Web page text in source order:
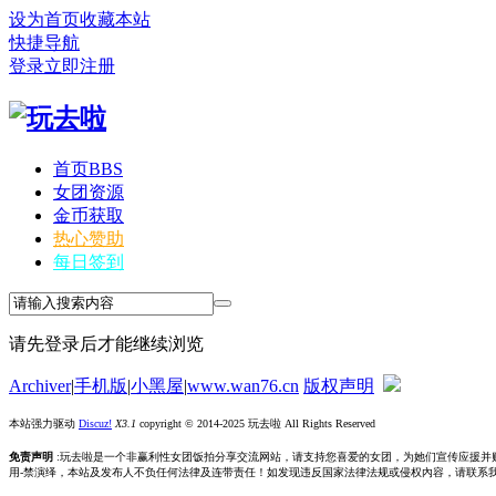
设为首页收藏本站
快捷导航
登录立即注册
首页BBS
女团资源
金币获取
热心赞助
每日签到
请先登录后才能继续浏览
Archiver|手机版|小黑屋|www.wan76.cn 版权声明
本站强力驱动 Discuz! X3.1 copyright © 2014-2025 玩去啦 All Rights Reserved
免责声明 :玩去啦是一个非赢利性女团饭拍分享交流网站，请支持您喜爱的女团，为她们宣传应援
用-禁演绎，本站及发布人不负任何法律及连带责任！如发现违反国家法律法规或侵权內容，请联系